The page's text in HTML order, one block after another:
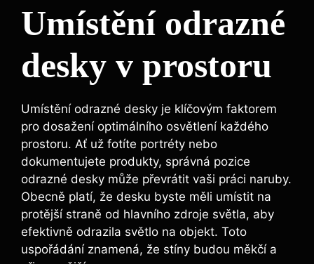
Umístění odrazné
desky ⁢v prostoru
Umístění odrazné desky je klíčovým⁢ faktorem
pro‌ dosažení optimálního osvětlení každého
prostoru. Ať už fotíte portréty nebo
dokumentujete produkty,⁤ správná ⁤pozice
odrazné desky může převrátit vaši​ práci naruby.
Obecně platí, že desku ‌byste ⁣měli umístit na
protější straně od hlavního zdroje světla, ​aby
⁣efektivně odrazila světlo na ⁣objekt. ⁣Toto
⁢uspořádání znamená, že‍ stíny budou měkčí a